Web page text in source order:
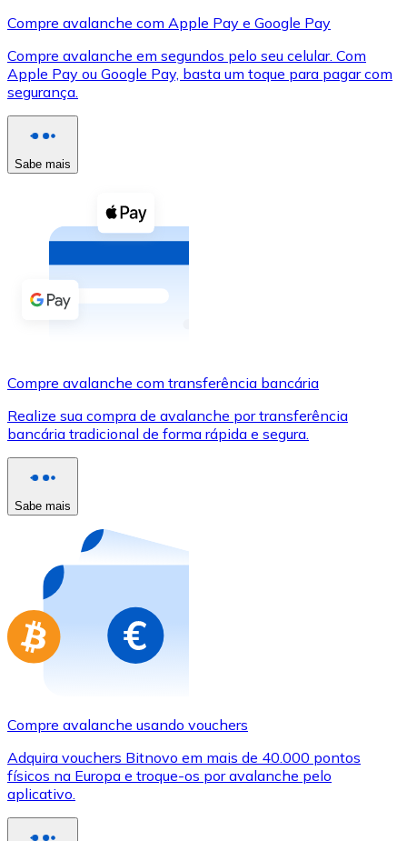
XRP
Compre criptomoedas com dinheiro e outros
Transferência SEPA
Adicione fundos à sua conta Bitnovo ou faça
Cartão de crédito / débito
Use cartões Visa e Mastercard para comprar
Comprar com cartão
Loja - Cartões-presente
Novo
Compre cartões-presente das suas marcas favoritas
Ir para a loja de cartões-presente
Compre avalanche com Apple Pay e Google Pay
Compre avalanche em segundos pelo seu celular. Com
Apple Pay ou Google Pay, basta um toque para pagar com
segurança.
Sabe mais
Compre avalanche com transferência bancária
Realize sua compra de avalanche por transferência
bancária tradicional de forma rápida e segura.
Sabe mais
Compre avalanche usando vouchers
Adquira vouchers Bitnovo em mais de 40.000 pontos
físicos na Europa e troque-os por avalanche pelo
aplicativo.